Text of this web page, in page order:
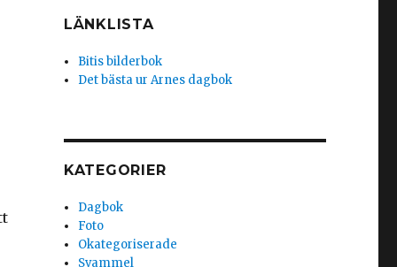
LÄNKLISTA
Bitis bilderbok
Det bästa ur Arnes dagbok
KATEGORIER
Dagbok
Foto
Okategoriserade
Svammel